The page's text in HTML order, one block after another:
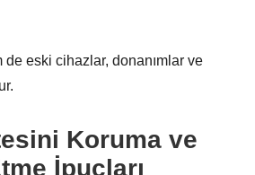
de eski cihazlar, donanımlar ve
Koruma ve
İpuçları